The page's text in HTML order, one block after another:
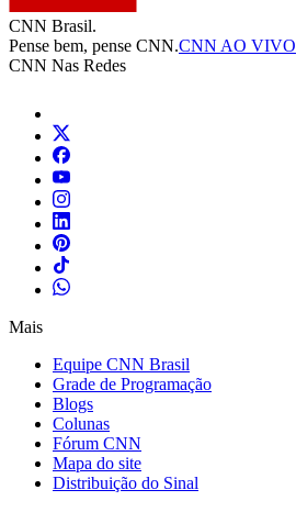
CNN Brasil.
Pense bem, pense CNN.CNN AO VIVO
CNN Nas Redes
Mais
Equipe CNN Brasil
Grade de Programação
Blogs
Colunas
Fórum CNN
Mapa do site
Distribuição do Sinal